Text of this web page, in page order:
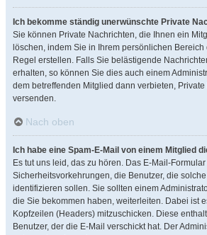
Ich bekomme ständig unerwünschte Private
Sie können Private Nachrichten, die Ihnen ein
löschen, indem Sie in Ihrem persönlichen
Regel erstellen. Falls Sie belästigende
erhalten, so können Sie dies auch einem
dem betreffenden Mitglied dann verbieten,
versenden.
Nach oben
Ich habe eine Spam-E-Mail von einem Mitglied
Es tut uns leid, das zu hören. Das E-Mail-
Sicherheitsvorkehrungen, die Benutzer, die
identifizieren sollen. Sie sollten einem
die Sie bekommen haben, weiterleiten. Dabei ist
Kopfzeilen (Headers) mitzuschicken. Diese
Benutzer, der die E-Mail verschickt hat. Der